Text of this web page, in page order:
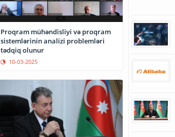
Proqram mühəndisliyi və proqram
sistemlərinin analizi problemləri
tədqiq olunur
10-03-2025